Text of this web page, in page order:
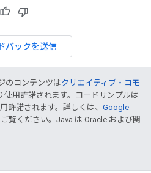
バックを送信
のコンテンツはクリエイティブ・コモ
使用許諾されます。コードサンプルは
許諾されます。詳しくは、 Google
ご覧ください。Java は Oracle および関